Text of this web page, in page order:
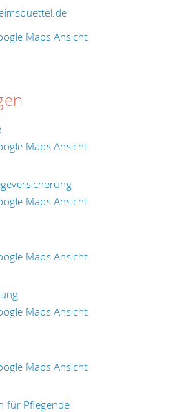
Maps Ansicht
Maps Ansicht
Maps Ansicht
Maps Ansicht
Maps Ansicht
Maps Ansicht
für Pflegende